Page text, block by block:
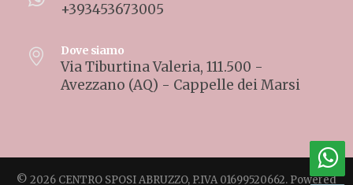
+393453673005
Dove siamo
Via Tiburtina Valeria, 111.500 -
Avezzano (AQ) - Cappelle dei Marsi
© 2026 CENTRO SPOSI ABRUZZO, P.IVA 01699520662. Powered